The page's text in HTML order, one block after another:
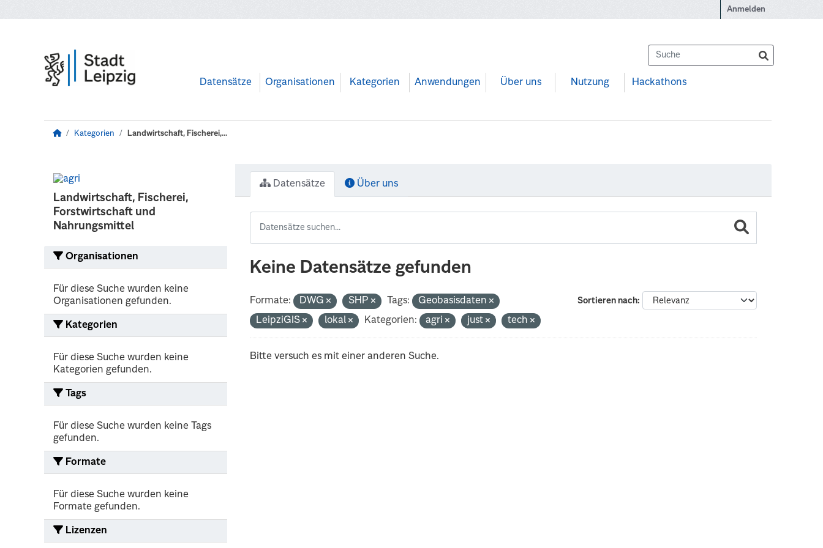
Anmelden
Datensätze Organisationen Kategorien Anwendungen Über uns Nutzung Hackathons
Kategorien Landwirtschaft, Fischerei,...
Landwirtschaft, Fischerei,
Forstwirtschaft und
Nahrungsmittel
Organisationen
Für diese Suche wurden keine
Organisationen gefunden.
Kategorien
Für diese Suche wurden keine
Kategorien gefunden.
Tags
Für diese Suche wurden keine Tags
gefunden.
Formate
Für diese Suche wurden keine
Formate gefunden.
Lizenzen
Datensätze Über uns
Keine Datensätze gefunden
Sortieren nach
Formate: DWG SHP Tags:
Geobasisdaten
LeipziGIS
lokal Kategorien: agri just tech
Bitte versuch es mit einer anderen Suche.